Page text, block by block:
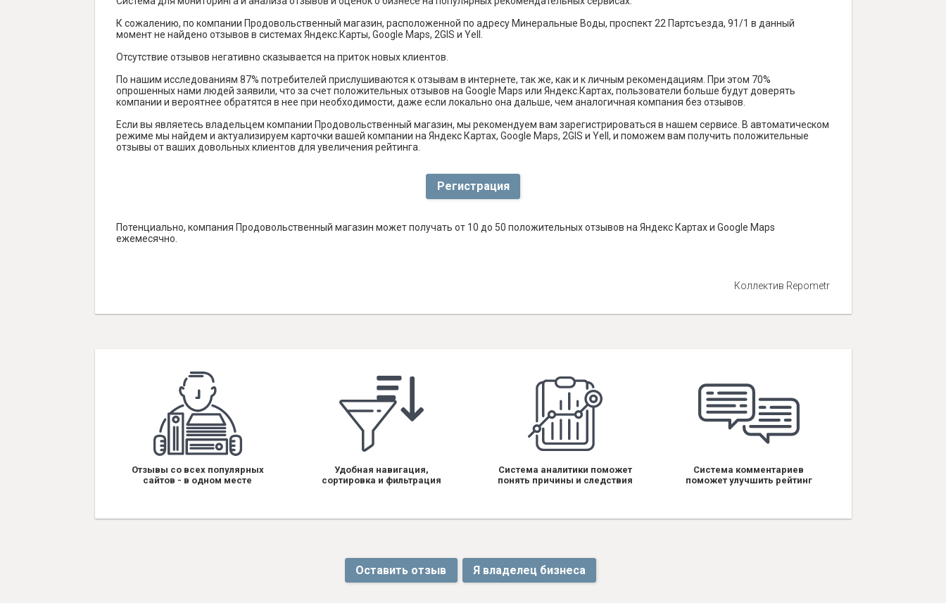
К сожалению, по компании Продовольственный магазин, расположенной по адресу Минеральные Воды, проспект 22 Партсъезда, 91/1 в данный
момент не найдено отзывов в системах Яндекс.Карты, Google Maps, 2GIS и Yell.
Отсутствие отзывов негативно сказывается на приток новых клиентов.
По нашим исследованиям 87% потребителей прислушиваются к отзывам в интернете, так же, как и к личным рекомендациям. При этом 70%
опрошенных нами людей заявили, что за счет положительных отзывов на Google Maps или Яндекс.Картах, пользователи больше будут доверять
компании и вероятнее обратятся в нее при необходимости, даже если локально она дальше, чем аналогичная компания без отзывов.
Если вы являетесь владельцем компании Продовольственный магазин, мы рекомендуем вам зарегистрироваться в нашем сервисе. В автоматическом
режиме мы найдем и актуализируем карточки вашей компании на Яндекс Картах, Google Maps, 2GIS и Yell, и поможем вам получить положительные
отзывы от ваших довольных клиентов для увеличения рейтинга.
Регистрация
Потенциально, компания Продовольственный магазин может получать от 10 до 50 положительных отзывов на Яндекс Картах и Google Maps
ежемесячно.
Коллектив Repometr
Отзывы со всех популярных
сайтов - в одном месте
Удобная навигация,
сортировка и фильтрация
Система аналитики поможет
понять причины и следствия
Система комментариев
поможет улучшить рейтинг
Оставить отзыв Я владелец бизнеса